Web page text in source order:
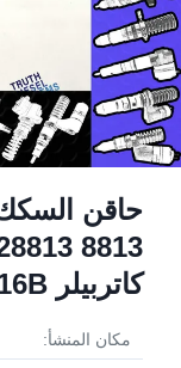
كاتربيلر 3508B 3512B 3516B
مكان المنشأ: